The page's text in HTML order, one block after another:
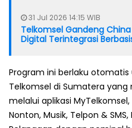
31 Jul 2026 14:15 WIB
Telkomsel Gandeng
Digital Terintegrasi
Program ini berlaku
Telkomsel di Sumatera
melalui aplikasi
Nonton, Musik, Telpon &